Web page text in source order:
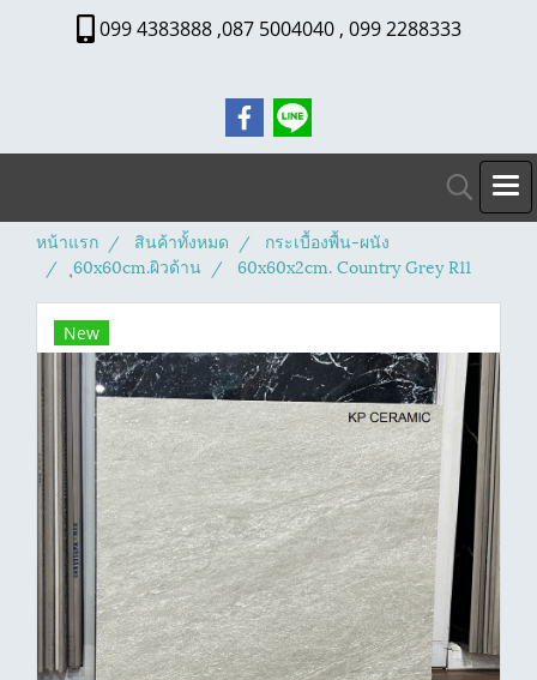
099 4383888 ,087 5004040 , 099 2288333
หน้าแรก สินค้าทั้งหมด
กระเบื้องพื้น-ผนัง
ุ60x60cm.ผิวด้าน
60x60x2cm. Country Grey R11
New